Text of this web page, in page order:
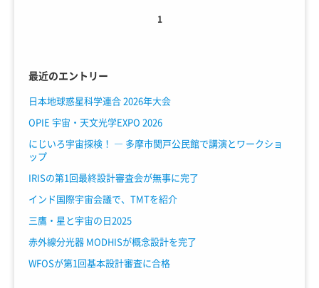
1
最近のエントリー
日本地球惑星科学連合 2026年大会
OPIE 宇宙・天文光学EXPO 2026
にじいろ宇宙探検！ ― 多摩市関戸公民館で講演とワークショ
ップ
IRISの第1回最終設計審査会が無事に完了
インド国際宇宙会議で、TMTを紹介
三鷹・星と宇宙の日2025
赤外線分光器 MODHISが概念設計を完了
WFOSが第1回基本設計審査に合格